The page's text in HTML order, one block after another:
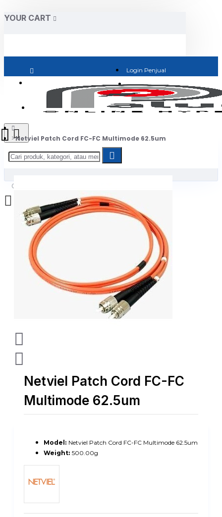
YOUR CART
Login Penjual
Jadi Penjual
0
Daftar belanja Anda kosong!
Netviel Patch Cord FC-FC Multimode 62.5um
Netviel Patch Cord FC-FC
Multimode 62.5um
Model: Netviel Patch Cord FC-FC Multimode 62.5um
Weight: 500.00g